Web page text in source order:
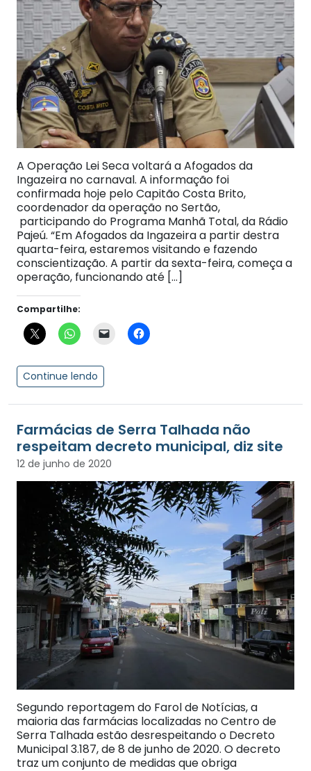
A Operação Lei Seca voltará a Afogados da
Ingazeira no carnaval. A informação foi
confirmada hoje pelo Capitão Costa Brito,
coordenador da operação no Sertão,
participando do Programa Manhã Total, da Rádio
Pajeú. “Em Afogados da Ingazeira a partir destra
quarta-feira, estaremos visitando e fazendo
conscientização. A partir da sexta-feira, começa a
operação, funcionando até […]
Compartilhe:
Continue lendo
Farmácias de Serra Talhada não
respeitam decreto municipal, diz site
12 de junho de 2020
Segundo reportagem do Farol de Notícias, a
maioria das farmácias localizadas no Centro de
Serra Talhada estão desrespeitando o Decreto
Municipal 3.187, de 8 de junho de 2020. O decreto
traz um conjunto de medidas que obriga